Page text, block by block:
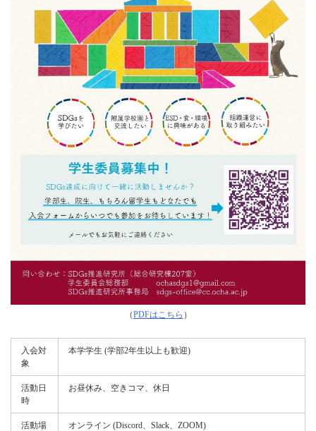
（PDFはこちら ）
入会対
象
本学学生 (学部2年生以上も歓迎)
活動日
時
お昼休み、空きコマ、休日
活動場
オンライン (Discord、Slack、ZOOM)